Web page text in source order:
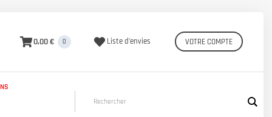
0,00 € 0 Liste d'envies VOTRE COMPTE